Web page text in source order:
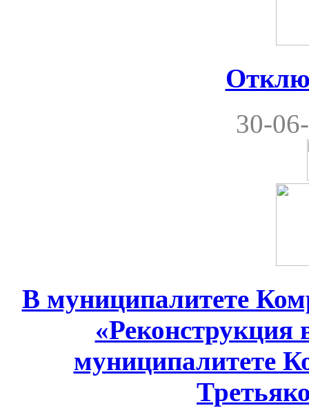
30-
В муниципалитете
«Реконструкция
муниципалитете